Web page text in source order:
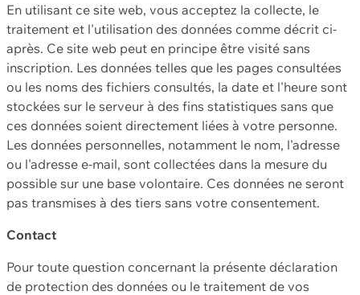
En utilisant ce site web, vous acceptez la collecte, le
traitement et l'utilisation des données comme décrit ci-
après. Ce site web peut en principe être visité sans
inscription. Les données telles que les pages consultées
ou les noms des fichiers consultés, la date et l'heure sont
stockées sur le serveur à des fins statistiques sans que
ces données soient directement liées à votre personne.
Les données personnelles, notamment le nom, l'adresse
ou l'adresse e-mail, sont collectées dans la mesure du
possible sur une base volontaire. Ces données ne seront
pas transmises à des tiers sans votre consentement.
Contact
Pour toute question concernant la présente déclaration
de protection des données ou le traitement de vos